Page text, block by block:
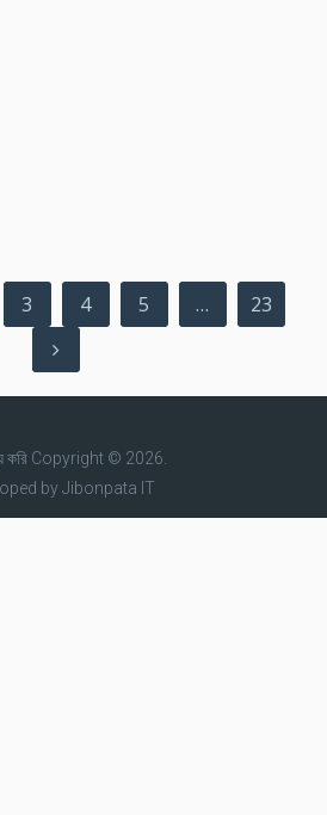
3 4 5 … 23
Copyright © 2026.
byJibonpata IT